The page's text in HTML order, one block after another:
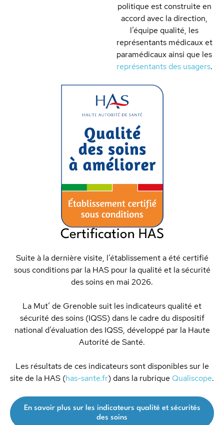
politique est construite en
accord avec la direction,
l’équipe qualité, les
représentants médicaux et
paramédicaux ainsi que les
représentants des usagers.
Certification HAS
Suite à la dernière visite, l’établissement a été certifié
sous conditions par la HAS pour la qualité et la sécurité
des soins en mai 2026.
La Mut’ de Grenoble suit les indicateurs qualité et
sécurité des soins (IQSS) dans le cadre du dispositif
national d’évaluation des IQSS, développé par la Haute
Autorité de Santé.
Les résultats de ces indicateurs sont disponibles sur le
site de la HAS (has-sante.fr) dans la rubrique Qualiscope.
En savoir plus sur les indicateurs qualité et sécurités
des soins